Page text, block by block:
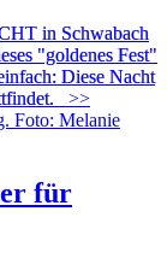
in Schwabach
"goldenes Fest"
Diese Nacht
>>
für